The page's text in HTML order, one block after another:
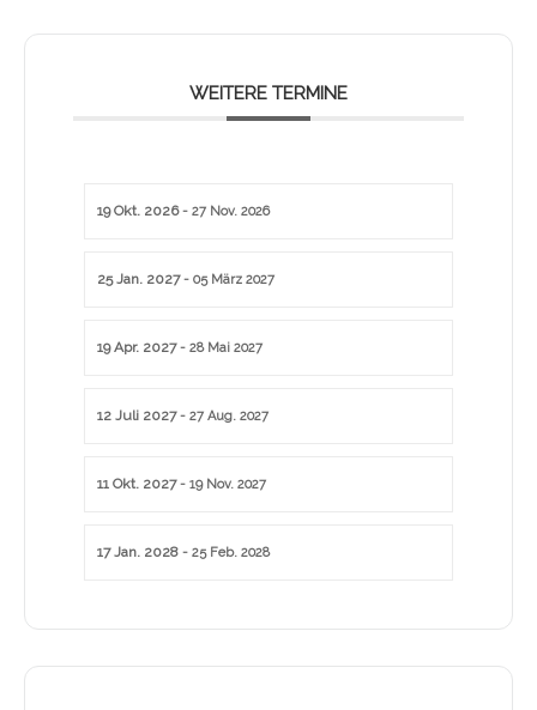
WEITERE TERMINE
19 Okt. 2026- 27 Nov. 2026
25 Jan. 2027- 05 März 2027
19 Apr. 2027- 28 Mai 2027
12 Juli 2027- 27 Aug. 2027
11 Okt. 2027- 19 Nov. 2027
17 Jan. 2028 - 25 Feb. 2028